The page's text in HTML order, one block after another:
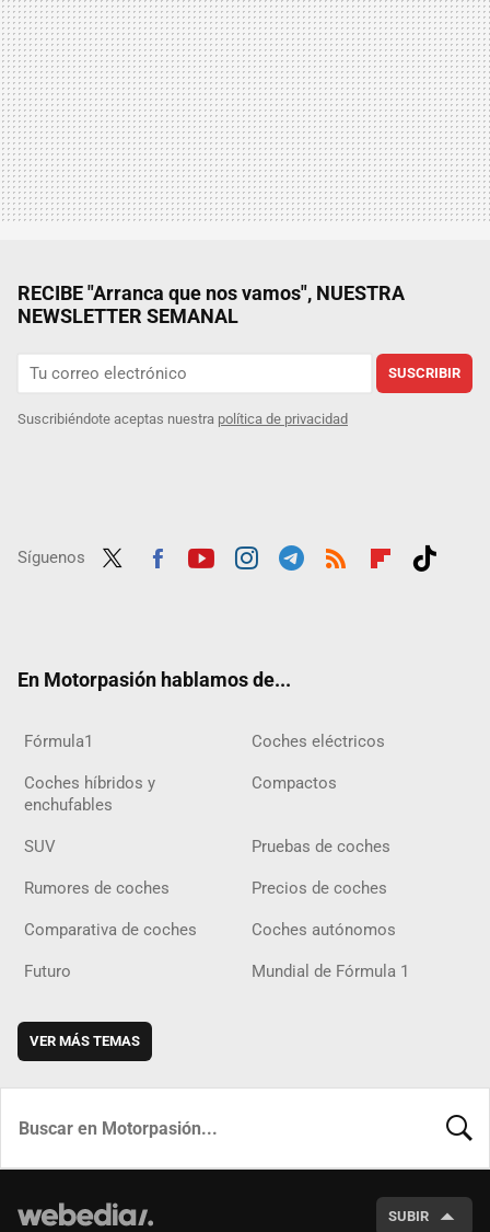
RECIBE "Arranca que nos vamos", NUESTRA
NEWSLETTER SEMANAL
SUSCRIBIR
Suscribiéndote aceptas nuestra política de privacidad
Síguenos
En Motorpasión hablamos de...
Fórmula1 Coches eléctricos
Coches híbridos y
enchufables
Compactos
SUV Pruebas de coches
Rumores de coches Precios de coches
Comparativa de coches Coches autónomos
Futuro Mundial de Fórmula 1
VER MÁS TEMAS
SUBIR